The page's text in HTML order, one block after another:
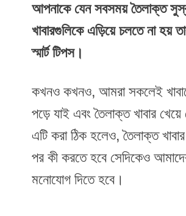
আপনাকে যেন সবসময় তৈলাক্ত
খাবারগুলিকে এড়িয়ে চলতে না হয়
স্মার্ট টিপস।
কখনও কখনও, আমরা সকলেই
পড়ে যাই এবং তৈলাক্ত খাবার খেয়ে
এটি করা ঠিক হলেও, তৈলাক্ত খাবার
পর কী করতে হবে সেদিকেও
মনোযোগ দিতে হবে।